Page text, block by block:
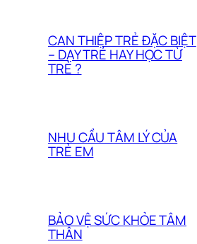
CAN THIỆP TRẺ ĐẶC BIỆT
– DẠY TRẺ HAY HỌC TỪ
TRẺ ?
NHU CẦU TÂM LÝ CỦA
TRẺ EM
BẢO VỆ SỨC KHỎE TÂM
THÂN